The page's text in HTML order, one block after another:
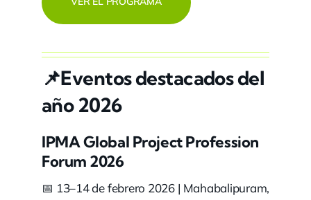
📌Eventos destacados del
año 2026
IPMA Global Project Profession
Forum 2026
📅 13–14 de febrero 2026 | Mahabalipuram,